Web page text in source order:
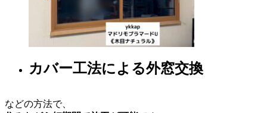
カバー工法による外窓交換
などの方法で、